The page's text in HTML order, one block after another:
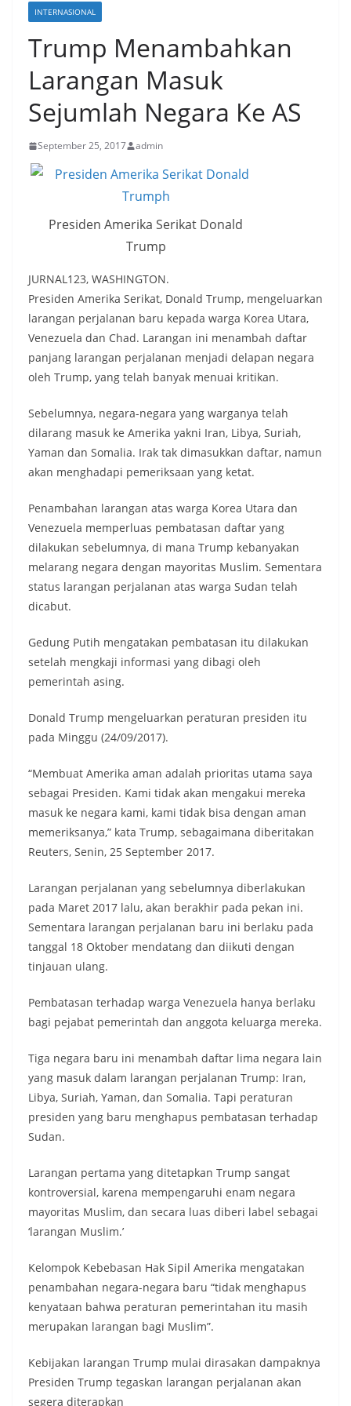
INTERNASIONAL
Trump Menambahkan
Larangan Masuk
Sejumlah Negara Ke AS
September 25, 2017 admin
Presiden Amerika Serikat Donald
Trump
JURNAL123, WASHINGTON.
Presiden Amerika Serikat, Donald Trump, mengeluarkan
larangan perjalanan baru kepada warga Korea Utara,
Venezuela dan Chad. Larangan ini menambah daftar
panjang larangan perjalanan menjadi delapan negara
oleh Trump, yang telah banyak menuai kritikan.
Sebelumnya, negara-negara yang warganya telah
dilarang masuk ke Amerika yakni Iran, Libya, Suriah,
Yaman dan Somalia. Irak tak dimasukkan daftar, namun
akan menghadapi pemeriksaan yang ketat.
Penambahan larangan atas warga Korea Utara dan
Venezuela memperluas pembatasan daftar yang
dilakukan sebelumnya, di mana Trump kebanyakan
melarang negara dengan mayoritas Muslim. Sementara
status larangan perjalanan atas warga Sudan telah
dicabut.
Gedung Putih mengatakan pembatasan itu dilakukan
setelah mengkaji informasi yang dibagi oleh
pemerintah asing.
Donald Trump mengeluarkan peraturan presiden itu
pada Minggu (24/09/2017).
“Membuat Amerika aman adalah prioritas utama saya
sebagai Presiden. Kami tidak akan mengakui mereka
masuk ke negara kami, kami tidak bisa dengan aman
memeriksanya,” kata Trump, sebagaimana diberitakan
Reuters, Senin, 25 September 2017.
Larangan perjalanan yang sebelumnya diberlakukan
pada Maret 2017 lalu, akan berakhir pada pekan ini.
Sementara larangan perjalanan baru ini berlaku pada
tanggal 18 Oktober mendatang dan diikuti dengan
tinjauan ulang.
Pembatasan terhadap warga Venezuela hanya berlaku
bagi pejabat pemerintah dan anggota keluarga mereka.
Tiga negara baru ini menambah daftar lima negara lain
yang masuk dalam larangan perjalanan Trump: Iran,
Libya, Suriah, Yaman, dan Somalia. Tapi peraturan
presiden yang baru menghapus pembatasan terhadap
Sudan.
Larangan pertama yang ditetapkan Trump sangat
kontroversial, karena mempengaruhi enam negara
mayoritas Muslim, dan secara luas diberi label sebagai
‘larangan Muslim.’
Kelompok Kebebasan Hak Sipil Amerika mengatakan
penambahan negara-negara baru “tidak menghapus
kenyataan bahwa peraturan pemerintahan itu masih
merupakan larangan bagi Muslim”.
Kebijakan larangan Trump mulai dirasakan dampaknya
Presiden Trump tegaskan larangan perjalanan akan
segera diterapkan